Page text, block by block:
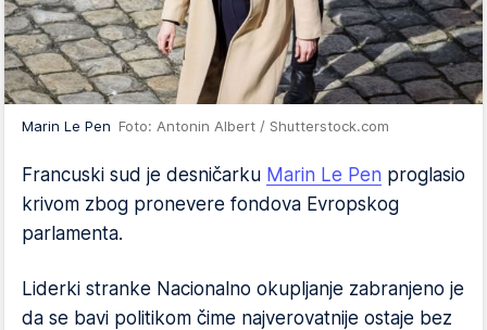
Marin Le Pen Foto: Antonin Albert / Shutterstock.com
Francuski sud je desničarku Marin Le Pen proglasio
krivom zbog pronevere fondova Evropskog
parlamenta.
Liderki stranke Nacionalno okupljanje zabranjeno je
da se bavi politikom čime najverovatnije ostaje bez